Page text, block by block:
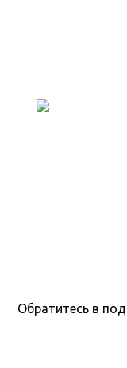
Обратитесь в